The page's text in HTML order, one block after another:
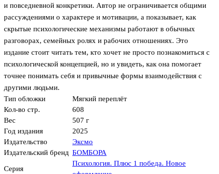
и повседневной конкретики. Автор не ограничивается общими
рассуждениями о характере и мотивации, а показывает, как
скрытые психологические механизмы работают в обычных
разговорах, семейных ролях и рабочих отношениях. Это
издание стоит читать тем, кто хочет не просто познакомиться с
психологической концепцией, но и увидеть, как она помогает
точнее понимать себя и привычные формы взаимодействия с
другими людьми.
Тип обложки
Мягкий переплёт
Кол-во стр.
608
Вес
507 г
Год издания
2025
Издательство
Эксмо
Издательский бренд БОМБОРА
Серия
Психология. Плюс 1 победа. Новое